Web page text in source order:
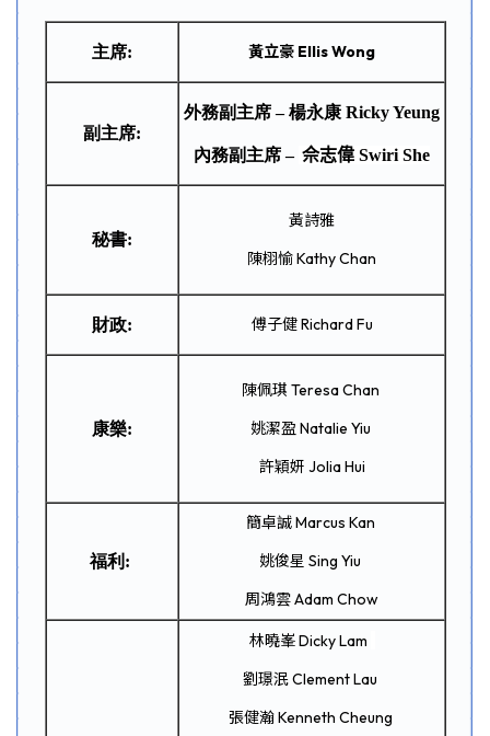
主席: 黃立豪 Ellis Wong
副主席:
外務副主席 – 楊永康 Ricky Yeung
內務副主席 – 佘志偉 Swiri She
秘書:
黃詩雅
陳栩愉 Kathy Chan
財政: 傅子健 Richard Fu
康樂:
陳佩琪 Teresa Chan
姚潔盈 Natalie Yiu
許穎妍 Jolia Hui
福利:
簡卓誠 Marcus Kan
姚俊星 Sing Yiu
周鴻雲 Adam Chow
林曉峯 Dicky Lam
劉璟泯 Clement Lau
張健瀚 Kenneth Cheung